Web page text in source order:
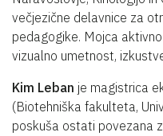
večjezične delavnice za
pedagogike. Mojca
vizualno umetnost,
Kim Leban je magistrica
(Biotehniška fakulteta,
poskuša ostati povezana